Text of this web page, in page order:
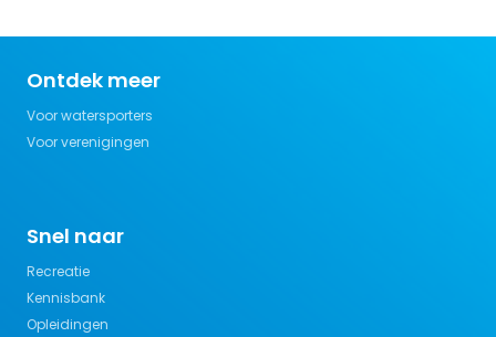
Ontdek meer
Voor watersporters
Voor verenigingen
Snel naar
Recreatie
Kennisbank
Opleidingen